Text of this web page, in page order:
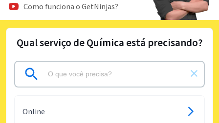
Como funciona o GetNinjas?
Qual serviço de Química está precisando?
Online